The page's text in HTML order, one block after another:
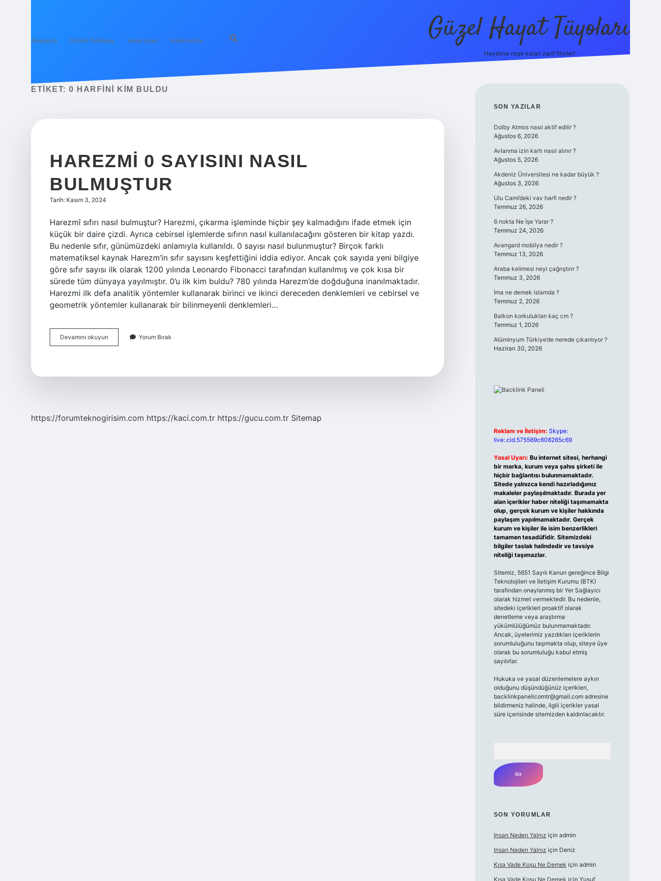
Anasayfa Gizlilik Politikası Yasal Uyarı Hakkımızda Güzel Hayat Tüyoları
Hayatına neşe katan zarif fikirler!
ETIKET: 0 HARFINI KIM BULDU
HAREZMI 0 SAYISINI NASIL
BULMUŞTUR
Tarih: Kasım 3, 2024
Harezmî sıfırı nasıl bulmuştur? Harezmi, çıkarma işleminde hiçbir şey kalmadığını ifade etmek için
küçük bir daire çizdi. Ayrıca cebirsel işlemlerde sıfırın nasıl kullanılacağını gösteren bir kitap yazdı.
Bu nedenle sıfır, günümüzdeki anlamıyla kullanıldı. 0 sayısı nasıl bulunmuştur? Birçok farklı
matematiksel kaynak Harezm’in sıfır sayısını keşfettiğini iddia ediyor. Ancak çok sayıda yeni bilgiye
göre sıfır sayısı ilk olarak 1200 yılında Leonardo Fibonacci tarafından kullanılmış ve çok kısa bir
sürede tüm dünyaya yayılmıştır. 0’u ilk kim buldu? 780 yılında Harezm’de doğduğuna inanılmaktadır.
Harezmi ilk defa analitik yöntemler kullanarak birinci ve ikinci dereceden denklemleri ve cebirsel ve
geometrik yöntemler kullanarak bir bilinmeyenli denklemleri…
Devamını okuyun Harezmi
0
Yorum Bırak
https://forumteknogirisim.com https://kaci.com.tr https://gucu.com.tr Sitemap
SIDEBAR
SON YAZILAR
Dolby Atmos nasıl aktif edilir ?
Ağustos 6, 2026
Avlanma izin kartı nasıl alınır ?
Ağustos 5, 2026
Akdeniz Üniversitesi ne kadar büyük ?
Ağustos 3, 2026
Ulu Cami’deki vav harfi nedir ?
Temmuz 26, 2026
6 nokta Ne İşe Yarar ?
Temmuz 24, 2026
Avangard mobilya nedir ?
Temmuz 13, 2026
Araba kelimesi neyi çağrıştırır ?
Temmuz 3, 2026
İma ne demek islamda ?
Temmuz 2, 2026
Balkon korkulukları kaç cm ?
Temmuz 1, 2026
Alüminyum Türkiye’de nerede çıkarılıyor ?
Haziran 30, 2026
Reklam ve İletişim: Skype:
live:.cid.575569c608265c69
Yasal Uyarı: Bu internet sitesi, herhangi
bir marka, kurum veya şahıs şirketi ile
hiçbir bağlantısı bulunmamaktadır.
Sitede yalnızca kendi hazırladığımız
makaleler paylaşılmaktadır. Burada yer
alan içerikler haber niteliği taşımamakta
olup, gerçek kurum ve kişiler hakkında
paylaşım yapılmamaktadır. Gerçek
kurum ve kişiler ile isim benzerlikleri
tamamen tesadüfidir. Sitemizdeki
bilgiler taslak halindedir ve tavsiye
niteliği taşımazlar.
Sitemiz, 5651 Sayılı Kanun gereğince Bilgi
Teknolojileri ve İletişim Kurumu (BTK)
tarafından onaylanmış bir Yer Sağlayıcı
olarak hizmet vermektedir. Bu nedenle,
sitedeki içerikleri proaktif olarak
denetleme veya araştırma
yükümlülüğümüz bulunmamaktadır.
Ancak, üyelerimiz yazdıkları içeriklerin
sorumluluğunu taşımakta olup, siteye üye
olarak bu sorumluluğu kabul etmiş
sayılırlar.
Hukuka ve yasal düzenlemelere aykırı
olduğunu düşündüğünüz içerikleri,
backlinkpanelicomtr@gmail.comadresine
bildirmeniz halinde, ilgili içerikler yasal
süre içerisinde sitemizden kaldırılacaktır.
SON YORUMLAR
Insan Neden Yalnız için admin
Insan Neden Yalnız için Deniz
Kısa Vade Koşu Ne Demek için admin
Kısa Vade Koşu Ne Demek için Yusuf